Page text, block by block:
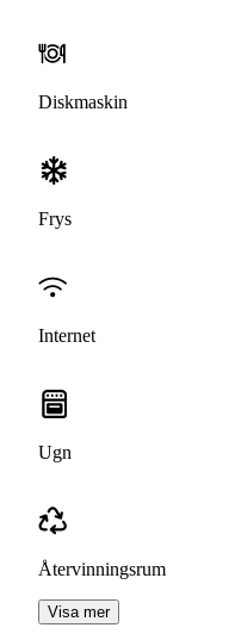
Diskmaskin
Frys
Internet
Ugn
Återvinningsrum
Visa mer